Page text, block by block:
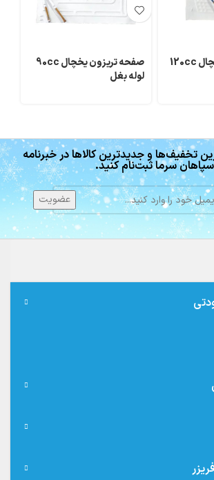
صفحه تریزون یخچال 120cc
صفحه تریزون یخچال 90cc
لوله بغل
تخفیف‌ها و جدیدترین کالاها در خبرنامه
سپاهان سرما ثبت‌نام کنید.